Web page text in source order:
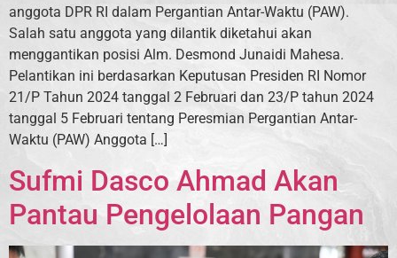
anggota DPR RI dalam Pergantian Antar-Waktu (PAW).
Salah satu anggota yang dilantik diketahui akan
menggantikan posisi Alm. Desmond Junaidi Mahesa.
Pelantikan ini berdasarkan Keputusan Presiden RI Nomor
21/P Tahun 2024 tanggal 2 Februari dan 23/P tahun 2024
tanggal 5 Februari tentang Peresmian Pergantian Antar-
Waktu (PAW) Anggota […]
Sufmi Dasco Ahmad Akan
Pantau Pengelolaan Pangan